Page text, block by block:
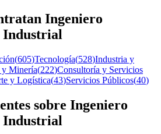
Ingeniero
Industrial
(605)Tecnología(528)Industria y
y Minería(222)Consultoría y Servicios
y Logística(43)Servicios Públicos(40)
sobre Ingeniero
Industrial